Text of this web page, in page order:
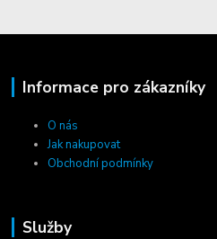
Informace pro zákazníky
O nás
Jak nakupovat
Obchodní podmínky
Služby